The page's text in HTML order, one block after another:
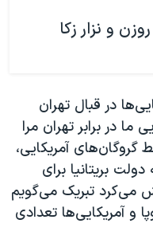
و نزار زکا
در قبال تهران
ما در برابر تهران مرا
آمریکایی،‌
بریتانیا برای
می‌کرد تبریک می‌گویم
و آمریکایی‌ها تعدادی